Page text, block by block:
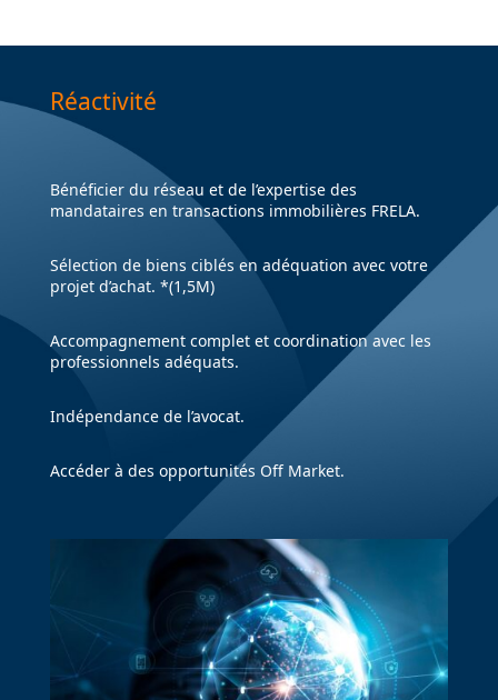
Réactivité
Bénéficier du réseau et de l’expertise des
mandataires en transactions immobilières FRELA.
Sélection de biens ciblés en adéquation avec votre
projet d’achat. *(1,5M)
Accompagnement complet et coordination avec les
professionnels adéquats.
Indépendance de l’avocat.
Accéder à des opportunités Off Market.